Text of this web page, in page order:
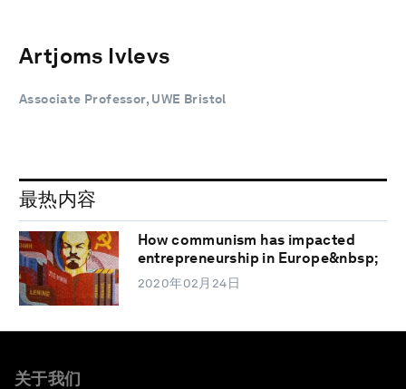
Artjoms Ivlevs
Associate Professor, UWE Bristol
最热内容
How communism has impacted
entrepreneurship in Europe&nbsp;
2020年02月24日
关于我们